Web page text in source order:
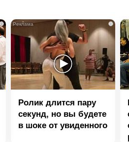
i i
Ролик длится пару
секунд, но вы будете
в шоке от увиденного